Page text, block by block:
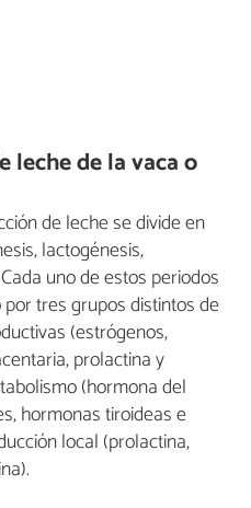
leche de la vaca o
de leche se divide en
lactogénesis,
uno de estos periodos
tres grupos distintos de
(estrógenos,
prolactina y
(hormona del
hormonas tiroideas e
local (prolactina,